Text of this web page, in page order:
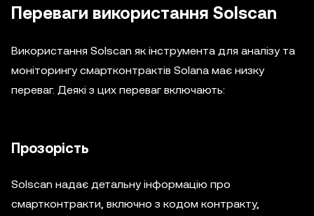
Переваги використання Solscan
Використання Solscan як інструмента для аналізу та
моніторингу смартконтрактів Solana має низку
переваг. Деякі з цих переваг включають:
Прозорість
Solscan надає детальну інформацію про
смартконтракти, включно з кодом контракту,